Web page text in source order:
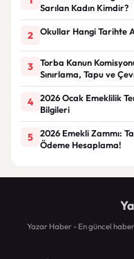
Sarılan Kadın Kimdir?
2 Okullar Hangi Tarihte
3
Torba Kanun
Sınırlama, Tapu ve
4
2026 Ocak Emeklilik
Bilgileri
5
2026 Emekli Zammı:
Ödeme Hesaplama!
Yazar Haber - En güncel